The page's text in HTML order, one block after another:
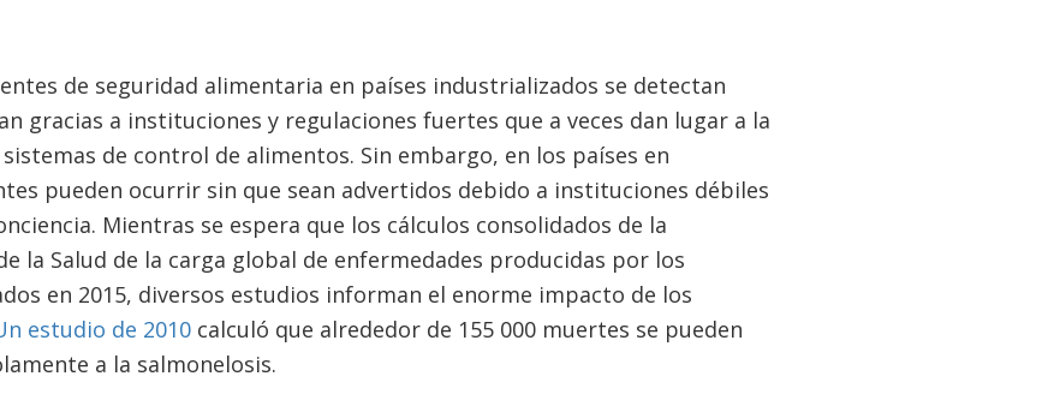
de seguridad alimentaria en países industrializados se detectan
gracias a instituciones y regulaciones fuertes que a veces dan lugar a la
de control de alimentos. Sin embargo, en los países en
pueden ocurrir sin que sean advertidos debido a instituciones débiles
Mientras se espera que los cálculos consolidados de la
la Salud de la carga global de enfermedades producidas por los
en 2015, diversos estudios informan el enorme impacto de los
estudio de 2010calculó que alrededor de 155 000 muertes se pueden
a la salmonelosis.